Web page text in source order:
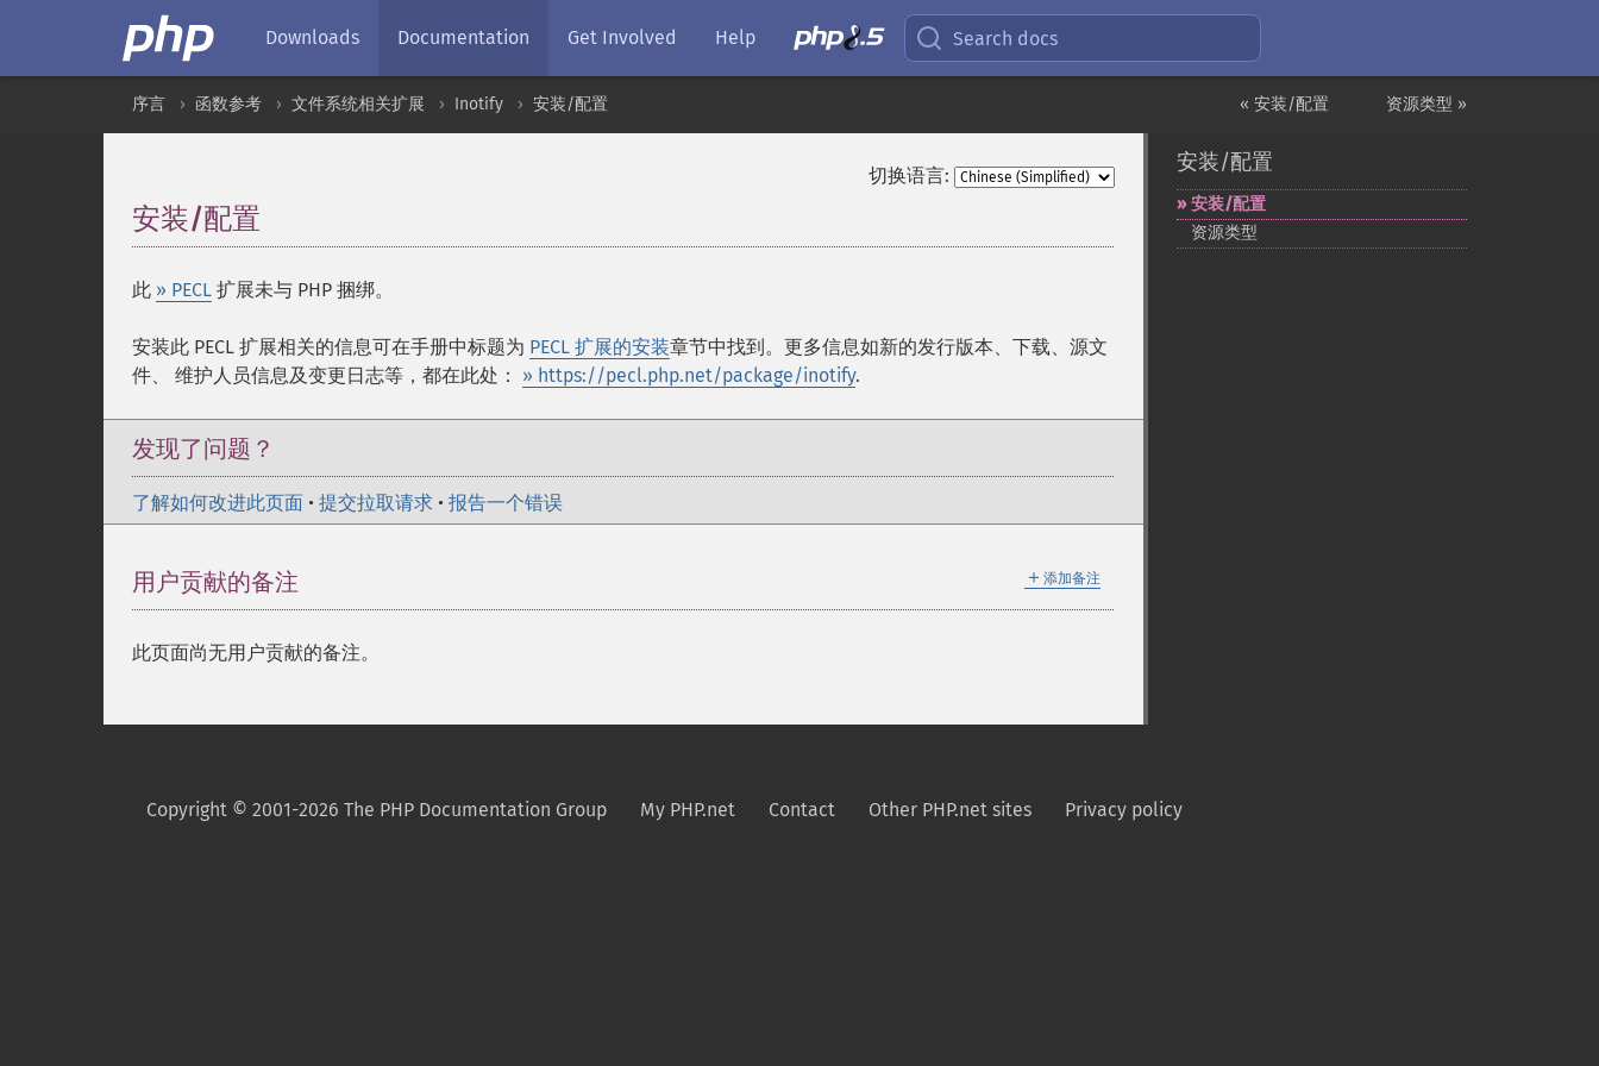
Downloads Documentation Get Involved Help Search docs
资源类型 »
« 安装/配置
序言 函数参考 文件系统相关扩展 Inotify 安装/配置
切换语言:
安装/配置
此 » PECL 扩展未与 PHP 捆绑。
安装此 PECL 扩展相关的信息可在手册中标题为 PECL 扩展的安装章节中找到。更多信息如新的发行版本、下载、源文
件、 维护人员信息及变更日志等，都在此处： » https://pecl.php.net/package/inotify.
发现了问题？
了解如何改进此页面 • 提交拉取请求 • 报告一个错误
＋ 添加备注
用户贡献的备注
此页面尚无用户贡献的备注。
安装/配置
安装/配置
资源类型
Copyright © 2001-2026 The PHP Documentation Group My PHP.net Contact Other PHP.net sites Privacy policy